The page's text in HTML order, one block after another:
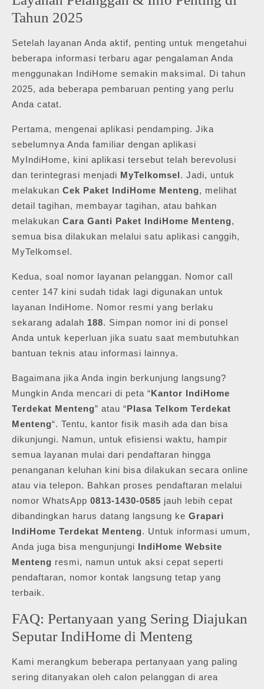
Tahun 2025
Setelah layanan Anda aktif, penting untuk mengetahui
beberapa informasi terbaru agar pengalaman Anda
menggunakan IndiHome semakin maksimal. Di tahun
2025, ada beberapa pembaruan penting yang perlu
Anda catat.
Pertama, mengenai aplikasi pendamping. Jika
sebelumnya Anda familiar dengan aplikasi
MyIndiHome, kini aplikasi tersebut telah berevolusi
dan terintegrasi menjadi MyTelkomsel. Jadi, untuk
melakukan Cek Paket IndiHome Menteng, melihat
detail tagihan, membayar tagihan, atau bahkan
melakukan Cara Ganti Paket IndiHome Menteng,
semua bisa dilakukan melalui satu aplikasi canggih,
MyTelkomsel.
Kedua, soal nomor layanan pelanggan. Nomor call
center 147 kini sudah tidak lagi digunakan untuk
layanan IndiHome. Nomor resmi yang berlaku
sekarang adalah 188. Simpan nomor ini di ponsel
Anda untuk keperluan jika suatu saat membutuhkan
bantuan teknis atau informasi lainnya.
Bagaimana jika Anda ingin berkunjung langsung?
Mungkin Anda mencari di peta “Kantor IndiHome
Terdekat Menteng” atau “Plasa Telkom Terdekat
Menteng“. Tentu, kantor fisik masih ada dan bisa
dikunjungi. Namun, untuk efisiensi waktu, hampir
semua layanan mulai dari pendaftaran hingga
penanganan keluhan kini bisa dilakukan secara online
atau via telepon. Bahkan proses pendaftaran melalui
nomor WhatsApp 0813-1430-0585 jauh lebih cepat
dibandingkan harus datang langsung ke Grapari
IndiHome Terdekat Menteng. Untuk informasi umum,
Anda juga bisa mengunjungi IndiHome Website
Menteng resmi, namun untuk aksi cepat seperti
pendaftaran, nomor kontak langsung tetap yang
terbaik.
FAQ: Pertanyaan yang Sering Diajukan
Seputar IndiHome di Menteng
Kami merangkum beberapa pertanyaan yang paling
sering ditanyakan oleh calon pelanggan di area